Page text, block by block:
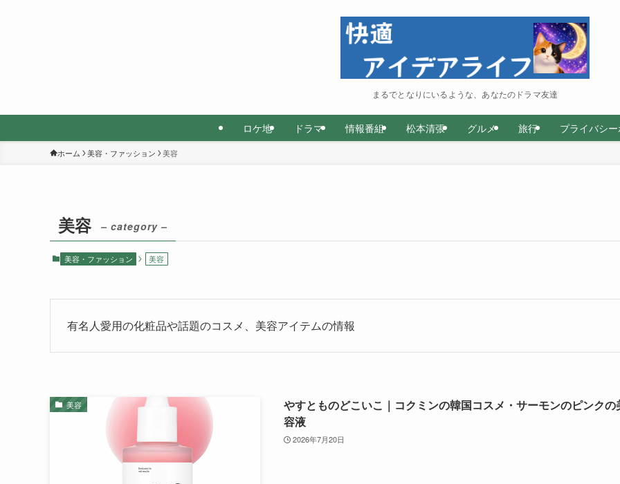
まるでとなりにいるような、あなたのドラマ友達
ロケ地 ドラマ 情報番組 松本清張 グルメ 旅行 プライバシ
ホーム 美容・ファッション 美容
美容 – category –
美容・ファッション 美容
有名人愛用の化粧品や話題のコスメ、美容アイテムの情報
美容
やすとものどこいこ｜コクミンの韓国コスメ・サーモンのピンクの
容液
2026年7月20日